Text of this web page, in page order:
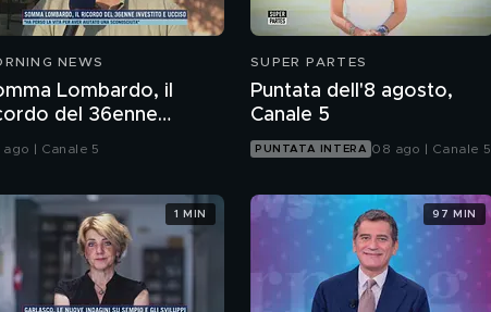
NEWS
Lombardo, il
del 36enne
e ucciso
ago | Canale 5
SUPER PARTES
Puntata dell'8 agosto,
Canale 5
PUNTATA INTERA 08 ago | Canale 5
1 MIN 97 MIN